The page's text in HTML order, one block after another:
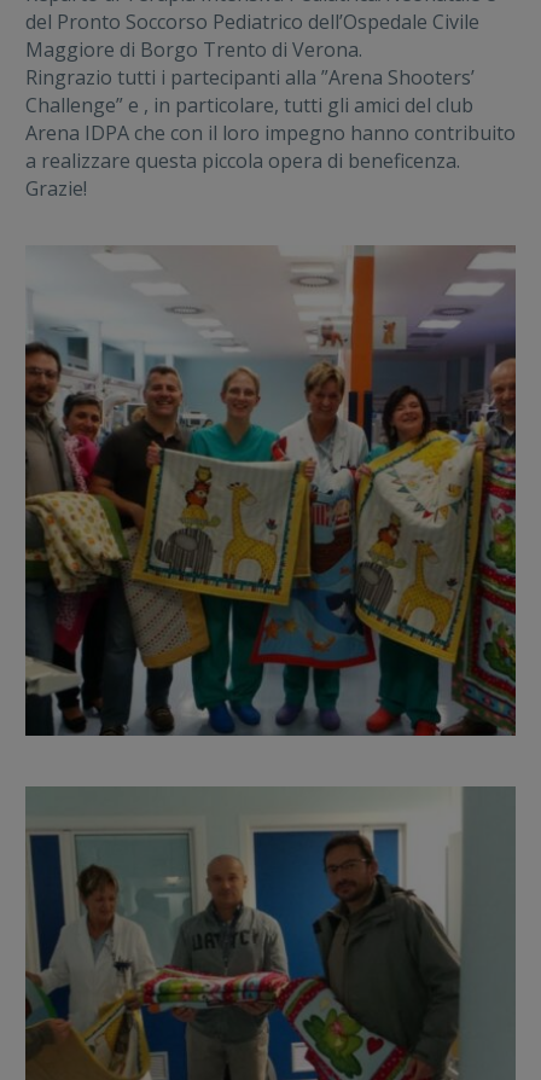
del Pronto Soccorso Pediatrico dell’Ospedale Civile
Maggiore di Borgo Trento di Verona.
Ringrazio tutti i partecipanti alla ”Arena Shooters’
Challenge” e , in particolare, tutti gli amici del club
Arena IDPA che con il loro impegno hanno contribuito
a realizzare questa piccola opera di beneficenza.
Grazie!